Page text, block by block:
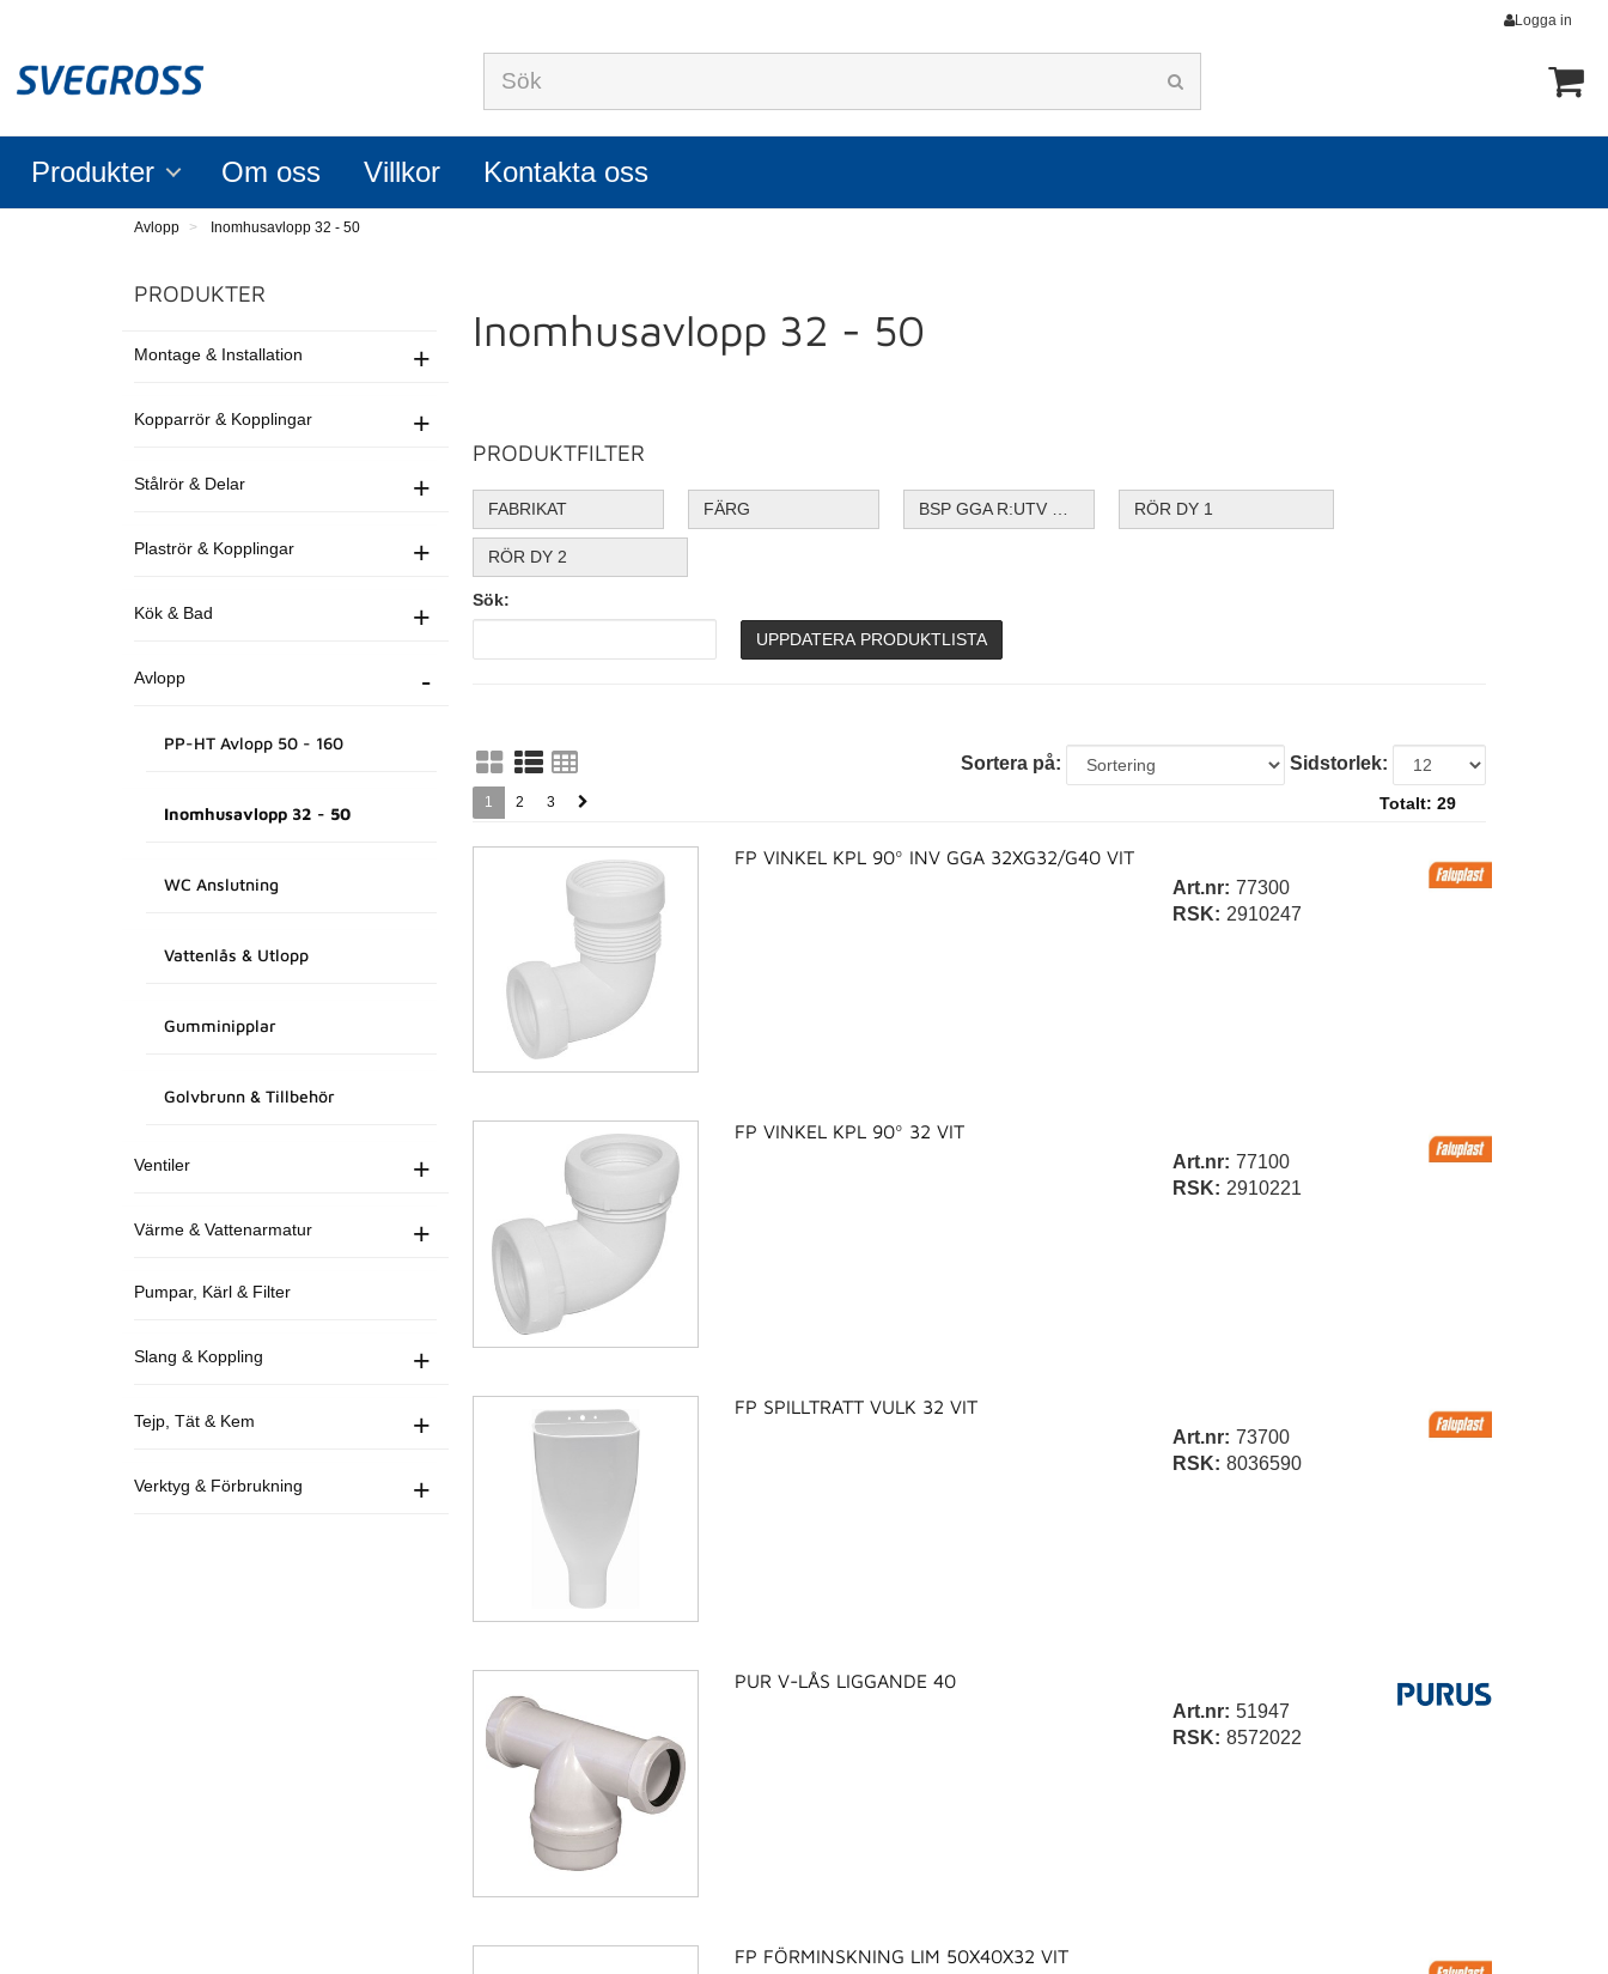
Logga in
Produkter Om oss Villkor Kontakta oss
Avlopp Inomhusavlopp 32 - 50
PRODUKTER
Montage & Installation +
Kopparrör & Kopplingar +
Stålrör & Delar +
Plaströr & Kopplingar +
Kök & Bad +
Avlopp -
PP-HT Avlopp 50 - 160
Inomhusavlopp 32 - 50
WC Anslutning
Vattenlås & Utlopp
Gumminipplar
Golvbrunn & Tillbehör
Ventiler +
Värme & Vattenarmatur +
Pumpar, Kärl & Filter
Slang & Koppling +
Tejp, Tät & Kem +
Verktyg & Förbrukning +
Inomhusavlopp 32 - 50
PRODUKTFILTER
FABRIKAT FÄRG RÖR DY 1
RÖR DY 2
Sök:
UPPDATERA PRODUKTLISTA
Sortera på: Sidstorlek:
1 2 3 Totalt: 29
FP VINKEL KPL 90º INV GGA 32XG32/G40 VIT
Art.nr: 77300
RSK: 2910247
FP VINKEL KPL 90º 32 VIT
Art.nr: 77100
RSK: 2910221
FP SPILLTRATT VULK 32 VIT
Art.nr: 73700
RSK: 8036590
PUR V-LÅS LIGGANDE 40
Art.nr: 51947
RSK: 8572022
FP FÖRMINSKNING LIM 50X40X32 VIT